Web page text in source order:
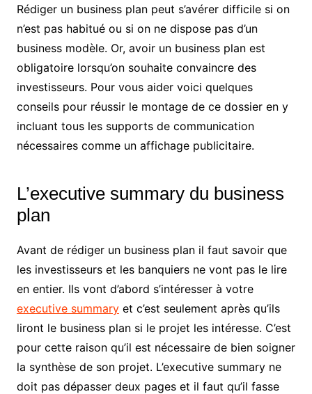
Rédiger un business plan peut s’avérer difficile si on
n’est pas habitué ou si on ne dispose pas d’un
business modèle. Or, avoir un business plan est
obligatoire lorsqu’on souhaite convaincre des
investisseurs. Pour vous aider voici quelques
conseils pour réussir le montage de ce dossier en y
incluant tous les supports de communication
nécessaires comme un affichage publicitaire.
L’executive summary du business
plan
Avant de rédiger un business plan il faut savoir que
les investisseurs et les banquiers ne vont pas le lire
en entier. Ils vont d’abord s’intéresser à votre
executive summaryet c’est seulement après qu’ils
liront le business plan si le projet les intéresse. C’est
pour cette raison qu’il est nécessaire de bien soigner
la synthèse de son projet. L’executive summary ne
doit pas dépasser deux pages et il faut qu’il fasse